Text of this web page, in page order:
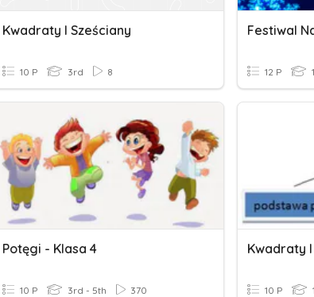
Kwadraty I Sześciany
10 P 3rd 8
Festiwal
12 P
Potęgi - Klasa 4
10 P 3rd - 5th 370
Kwadraty
10 P